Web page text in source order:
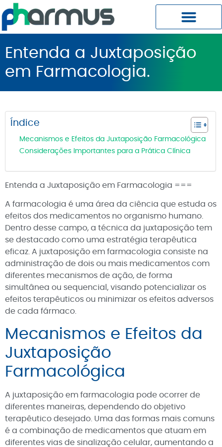
Entenda a Juxtaposição
em Farmacologia.
Índice
Mecanismos e Efeitos da Juxtaposição Farmacológica
Considerações Importantes para a Prática Clínica
Entenda a Juxtaposição em Farmacologia ===
A farmacologia é uma área da ciência que estuda os
efeitos dos medicamentos no organismo humano.
Dentro desse campo, a técnica da juxtaposição tem
se destacado como uma estratégia terapêutica
eficaz. A juxtaposição em farmacologia consiste na
administração de dois ou mais medicamentos com
diferentes mecanismos de ação, de forma
simultânea ou sequencial, visando potencializar os
efeitos terapêuticos ou minimizar os efeitos adversos
de cada fármaco.
Mecanismos e Efeitos da
Juxtaposição
Farmacológica
A juxtaposição em farmacologia pode ocorrer de
diferentes maneiras, dependendo do objetivo
terapêutico desejado. Uma das formas mais comuns
é a combinação de medicamentos que atuam em
diferentes vias de sinalização celular, aumentando a